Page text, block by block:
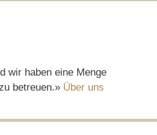
wir haben eine Menge
betreuen.» Über uns